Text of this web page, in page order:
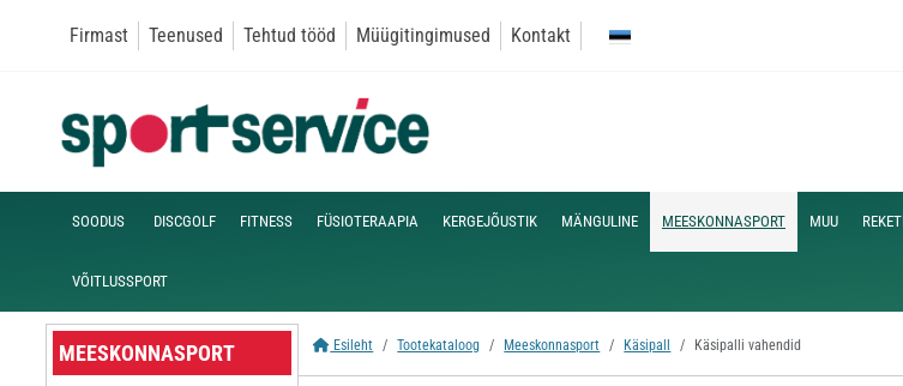
Firmast Teenused Tehtud tööd Müügitingimused Kontakt
SOODUS DISCGOLF FITNESS FÜSIOTERAAPIA KERGEJÕUSTIK MÄNGULINE MEESKONNASPORT MUU
VÕITLUSSPORT
MEESKONNASPORT Esileht Tootekataloog Meeskonnasport Käsipall Käsipalli vahendid